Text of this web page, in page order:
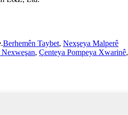
Berhemên Taybet, Nexşeya Malperê
, Çenteya Pompeya Xwarinê,